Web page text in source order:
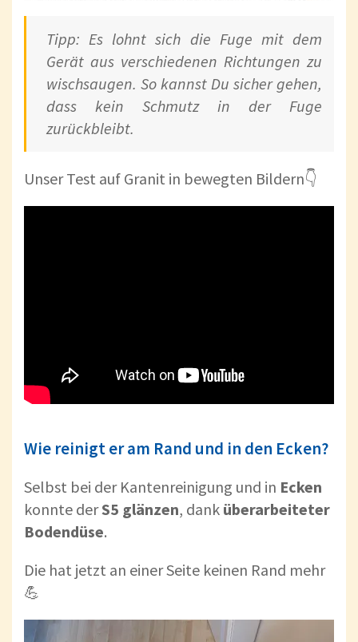
Tipp: Es lohnt sich die Fuge mit dem
Gerät aus verschiedenen Richtungen zu
wischsaugen. So kannst Du sicher gehen,
dass kein Schmutz in der Fuge
zurückbleibt.
Unser Test auf Granit in bewegten Bildern👇
Wie reinigt er am Rand und in den Ecken?
Selbst bei der Kantenreinigung und in Ecken
konnte derS5 glänzen, dank überarbeiteter
Bodendüse.
Die hat jetzt an einer Seite keinen Rand mehr
💪